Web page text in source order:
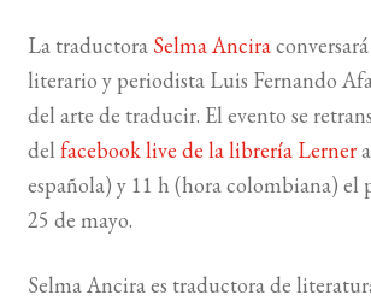
LISTA DE
La traductora Selma Ancira
literario y periodista Luis Fernando
del arte de traducir. El evento se
del facebook live de la librería Lerner
española) y 11 h (hora colombiana) el
25 de mayo.
Selma Ancira es traductora de